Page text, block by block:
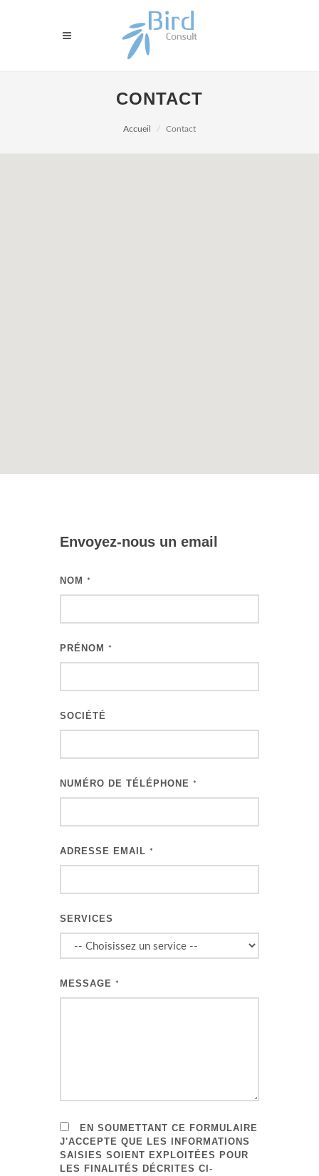
CONTACT
Accueil Contact
Envoyez-nous un email
NOM *
PRÉNOM *
SOCIÉTÉ
NUMÉRO DE TÉLÉPHONE *
ADRESSE EMAIL *
SERVICES
MESSAGE *
EN SOUMETTANT CE FORMULAIRE
J'ACCEPTE QUE LES INFORMATIONS
SAISIES SOIENT EXPLOITÉES POUR
LES FINALITÉS DÉCRITES CI-